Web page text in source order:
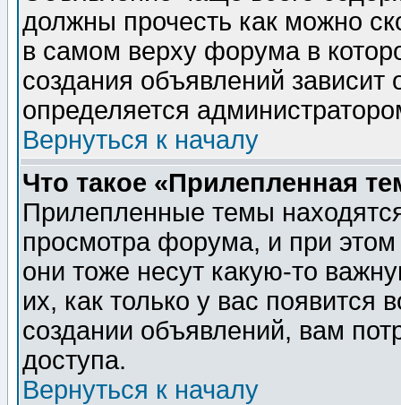
должны прочесть как можно
в самом верху форума в
создания объявлений зависит
определяется
Вернуться к началу
Что такое «Прилепленная
Прилепленные темы
просмотра форума, и при
они тоже несут какую-то
их, как только у вас появится
создании объявлений, вам
доступа.
Вернуться к началу